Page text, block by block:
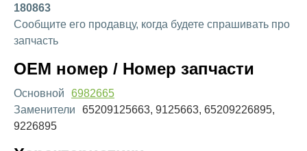
180863
Сообщите его продавцу, когда будете спрашивать про
запчасть
OEM номер / Номер запчасти
Основной
6982665
Заменители
65209125663, 9125663, 65209226895,
9226895